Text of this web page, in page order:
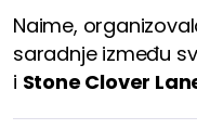
Naime,
saradnje između
i Stone Clover